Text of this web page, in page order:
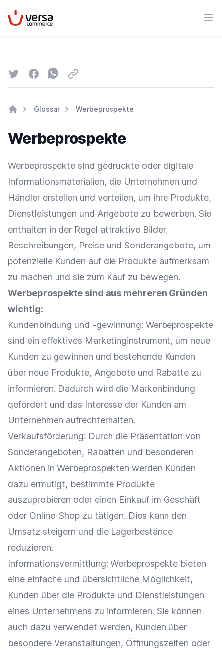
VersaCommerce
TwitterFacebookWhatsapp
Email
Glossar Werbeprospekte
Werbeprospekte
Werbeprospekte sind gedruckte oder digitale
Informationsmaterialien, die Unternehmen und
Händler erstellen und verteilen, um ihre Produkte,
Dienstleistungen und Angebote zu bewerben. Sie
enthalten in der Regel attraktive Bilder,
Beschreibungen, Preise und Sonderangebote, um
potenzielle Kunden auf die Produkte aufmerksam
zu machen und sie zum Kauf zu bewegen.
Werbeprospekte sind aus mehreren Gründen
wichtig:
Kundenbindung und -gewinnung: Werbeprospekte
sind ein effektives Marketinginstrument, um neue
Kunden zu gewinnen und bestehende Kunden
über neue Produkte, Angebote und Rabatte zu
informieren. Dadurch wird die Markenbindung
gefördert und das Interesse der Kunden am
Unternehmen aufrechterhalten.
Verkaufsförderung: Durch die Präsentation von
Sonderangeboten, Rabatten und besonderen
Aktionen in Werbeprospekten werden Kunden
dazu ermutigt, bestimmte Produkte
auszuprobieren oder einen Einkauf im Geschäft
oder Online-Shop zu tätigen. Dies kann den
Umsatz steigern und die Lagerbestände
reduzieren.
Informationsvermittlung: Werbeprospekte bieten
eine einfache und übersichtliche Möglichkeit,
Kunden über die Produkte und Dienstleistungen
eines Unternehmens zu informieren. Sie können
auch dazu verwendet werden, Kunden über
besondere Veranstaltungen, Öffnungszeiten oder